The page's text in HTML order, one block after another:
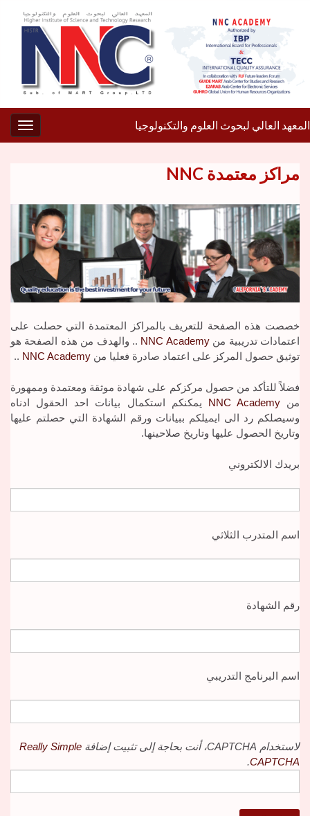
المعهد العالي لبحوث العلوم والتكنولوجيا
مراكز معتمدة NNC
خصصت هذه الصفحة للتعريف بالمراكز المعتمدة التي حصلت على
اعتمادات تدريبية منNNC Academy .. والهدف من هذه الصفحة هو
توثيق حصول المركز على اعتماد صادرة فعليا من NNC Academy
..
فضلاً للتأكد من حصول مركزكم على شهادة موثقة ومعتمدة وممهورة
منNNC Academy يمكنكم استكمال بيانات احد الحقول ادناه
وسيصلكم رد الى ايميلكم ببيانات ورقم الشهادة التي حصلتم عليها
وتاريخ الحصول عليها وتاريخ صلاحينها.
بريدك الالكتروني
اسم المتدرب الثلاثي
رقم الشهادة
اسم البرنامج التدريبي
لاستخدام CAPTCHA، أنت بحاجة إلى تثبيت إضافة
Really Simple
CAPTCHA
.